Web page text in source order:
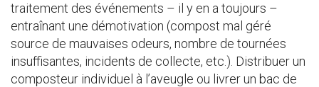
traitement des événements – il y en a toujours –
entraînant une démotivation (compost mal géré
source de mauvaises odeurs, nombre de tournées
insuffisantes, incidents de collecte, etc.). Distribuer un
composteur individuel à l’aveugle ou livrer un bac de